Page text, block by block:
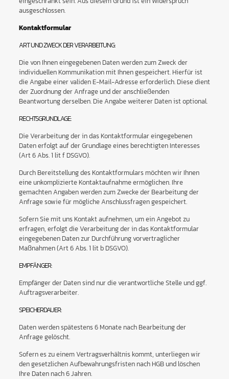
ausgeschlossen.
Kontaktformular
ART UND ZWECK DER VERARBEITUNG:
Die von Ihnen eingegebenen Daten werden zum Zweck der
individuellen Kommunikation mit Ihnen gespeichert. Hierfür ist
die Angabe einer validen E-Mail-Adresse erforderlich. Diese dient
der Zuordnung der Anfrage und der anschließenden
Beantwortung derselben. Die Angabe weiterer Daten ist optional.
RECHTSGRUNDLAGE:
Die Verarbeitung der in das Kontaktformular eingegebenen
Daten erfolgt auf der Grundlage eines berechtigten Interesses
(Art 6 Abs. 1 lit f DSGVO).
Durch Bereitstellung des Kontaktformulars möchten wir Ihnen
eine unkomplizierte Kontaktaufnahme ermöglichen. Ihre
gemachten Angaben werden zum Zwecke der Bearbeitung der
Anfrage sowie für mögliche Anschlussfragen gespeichert.
Sofern Sie mit uns Kontakt aufnehmen, um ein Angebot zu
erfragen, erfolgt die Verarbeitung der in das Kontaktformular
eingegebenen Daten zur Durchführung vorvertraglicher
Maßnahmen (Art 6 Abs. 1 lit b DSGVO).
EMPFÄNGER:
Empfänger der Daten sind nur die verantwortliche Stelle und ggf.
Auftragsverarbeiter.
SPEICHERDAUER:
Daten werden spätestens 6 Monate nach Bearbeitung der
Anfrage gelöscht.
Sofern es zu einem Vertragsverhältnis kommt, unterliegen wir
den gesetzlichen Aufbewahrungsfristen nach HGB und löschen
Ihre Daten nach 6 Jahren.